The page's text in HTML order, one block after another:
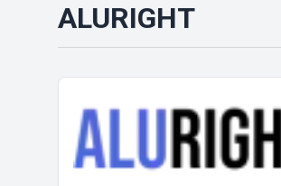
ALURIGHT